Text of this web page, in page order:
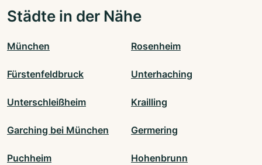
Städte in der Nähe
München Rosenheim
Fürstenfeldbruck Unterhaching
Unterschleißheim Krailling
Garching bei München Germering
Puchheim Hohenbrunn